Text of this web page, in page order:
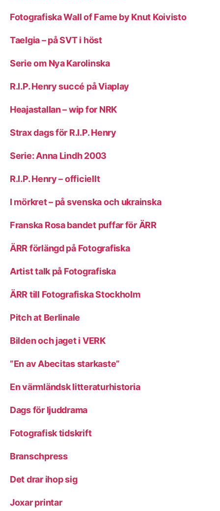
Fotografiska Wall of Fame by Knut Koivisto
Taelgia – på SVT i höst
Serie om Nya Karolinska
R.I.P. Henry succé på Viaplay
Heajastallan – wip for NRK
Strax dags för R.I.P. Henry
Serie: Anna Lindh 2003
R.I.P. Henry – officiellt
I mörkret – på svenska och ukrainska
Franska Rosa bandet puffar för ÄRR
ÄRR förlängd på Fotografiska
Artist talk på Fotografiska
ÄRR till Fotografiska Stockholm
Pitch at Berlinale
Bilden och jaget i VERK
”En av Abecitas starkaste”
En värmländsk litteraturhistoria
Dags för ljuddrama
Fotografisk tidskrift
Branschpress
Det drar ihop sig
Joxar printar